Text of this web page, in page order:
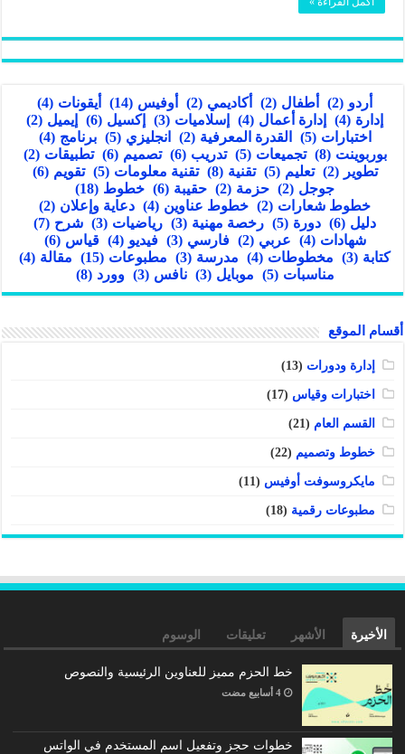
أردو (2) أطفال (2) أكاديمي (2) أوفيس (14) أيقونات (4)
إدارة (4) إدارة أعمال (4) إسلاميات (3) إكسيل (6) إيميل (2)
اختبارات (5) القدرة المعرفية (2) انجليزي (5) برنامج (4)
بوربوينت (8) تجميعات (5) تدريب (6) تصميم (6) تطبيقات (2)
تطوير
(2) تعليم (5) تقنية (8) تقنية معلومات (5) تقويم (6)
جوجل (2) حزمة (2) حقيبة (6) خطوط (18)
خطوط شعارات (2) خطوط عناوين (4) دعاية وإعلان (2)
دليل (6) دورة (5) رخصة مهنية (3) رياضيات (3) شرح (7)
شهادات (4) عربي (2) فارسي (3) فيديو (4) قياس (6)
كتابة (3) مخطوطات (4) مدرسة (3) مطبوعات (15) مقالة (4)
مناسبات (5) موبايل (3) نافس (3) وورد (8)
أقسام الموقع
إدارة ودورات (13)
اختبارات وقياس (17)
القسم العام (21)
خطوط وتصميم (22)
مايكروسوفت أوفيس (11)
مطبوعات رقمية (18)
الأخيرة الأشهر تعليقات الوسوم
خط الحزم مميز للعناوين الرئيسية والنصوص
‏4 أسابيع مضت
خطوات حجز وتفعيل اسم المستخدم في الواتس